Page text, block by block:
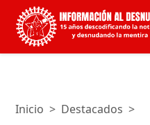
Inicio > Destacados >